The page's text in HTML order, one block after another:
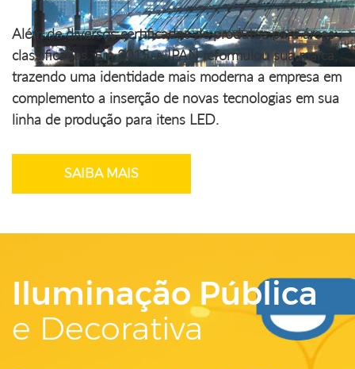
Além de diversos certificados de produtos para áreas
classificadas. Em 2015, a IPAN reformulou sua marca,
trazendo uma identidade mais moderna a empresa em
complemento a inserção de novas tecnologias em sua
linha de produção para itens LED.
SAIBA MAIS
Iluminação Pública
e Decorativa